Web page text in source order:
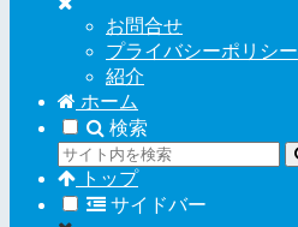
お問合せ
プライバシーポリシー
紹介
ホーム
検索
トップ
サイドバー